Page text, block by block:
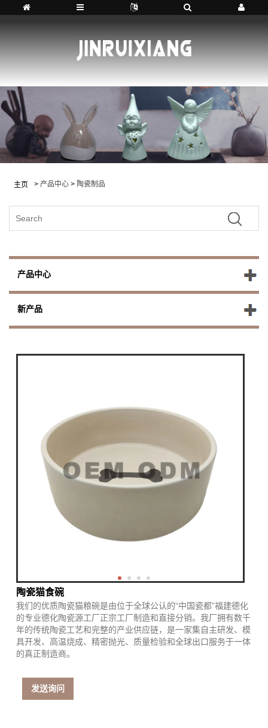
主页 > 产品中心 > 陶瓷制品
产品中心
新产品
陶瓷猫食碗
我们的优质陶瓷猫粮碗是由位于全球公认的“中国瓷都”福建德化
的专业德化陶瓷源工厂正宗工厂制造和直接分销。我厂拥有数千
年的传统陶瓷工艺和完整的产业供应链，是一家集自主研发、模
具开发、高温烧成、精密抛光、质量检验和全球出口服务于一体
的真正制造商。
发送询问